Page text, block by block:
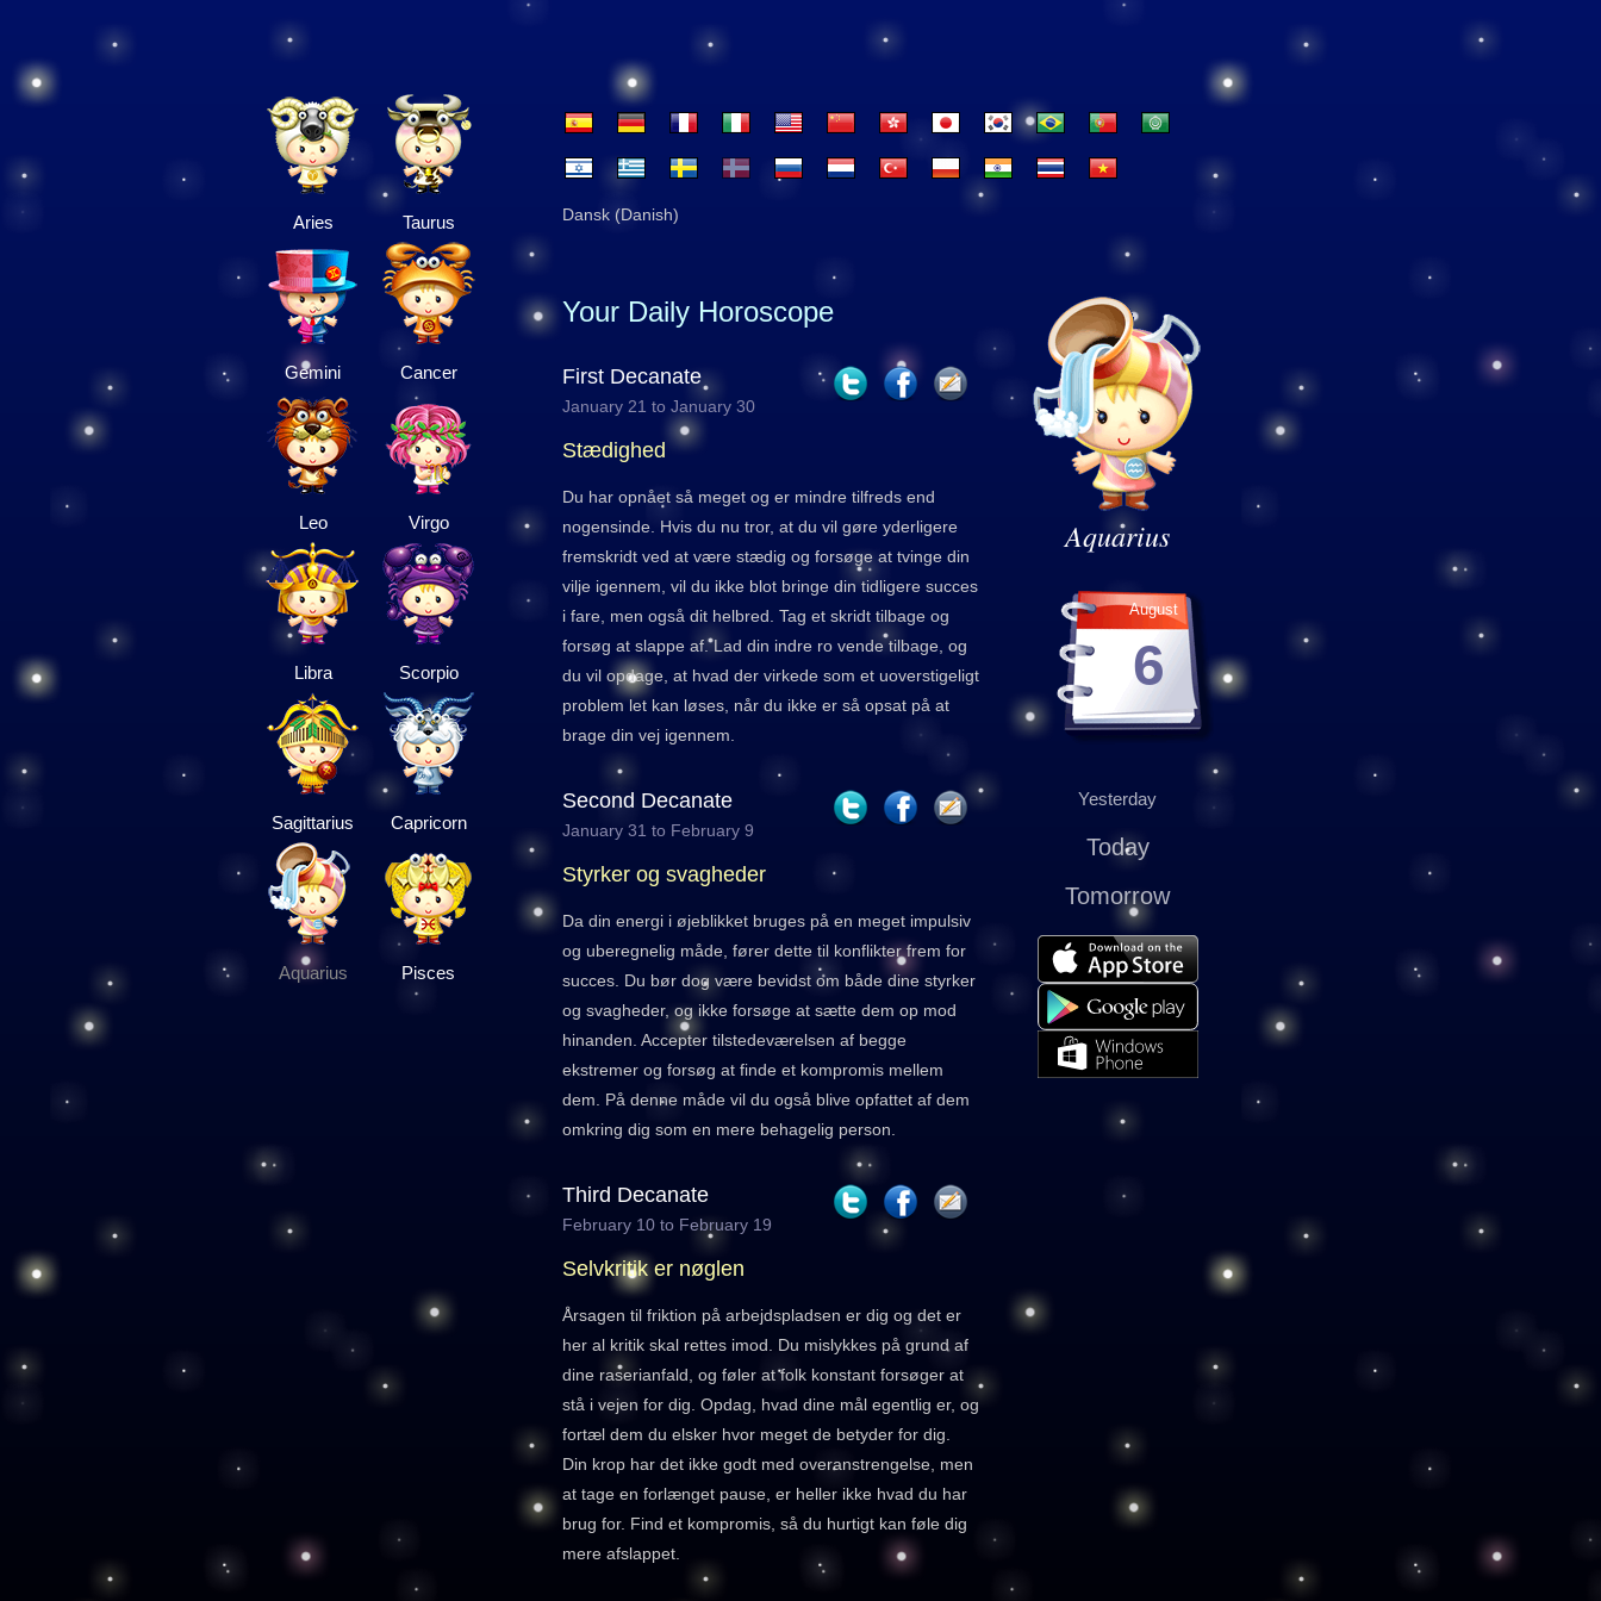
Aries Taurus
Gemini Cancer
Leo Virgo
Libra Scorpio
Sagittarius Capricorn
Aquarius Pisces
Dansk (Danish)
Aquarius
August
6
Yesterday
Today
Tomorrow
Your Daily Horoscope
First Decanate
January 21 to January 30
Stædighed
Du har opnået så meget og er mindre tilfreds end
nogensinde. Hvis du nu tror, at du vil gøre yderligere
fremskridt ved at være stædig og forsøge at tvinge din
vilje igennem, vil du ikke blot bringe din tidligere succes
i fare, men også dit helbred. Tag et skridt tilbage og
forsøg at slappe af. Lad din indre ro vende tilbage, og
du vil opdage, at hvad der virkede som et uoverstigeligt
problem let kan løses, når du ikke er så opsat på at
brage din vej igennem.
Second Decanate
January 31 to February 9
Styrker og svagheder
Da din energi i øjeblikket bruges på en meget impulsiv
og uberegnelig måde, fører dette til konflikter frem for
succes. Du bør dog være bevidst om både dine styrker
og svagheder, og ikke forsøge at sætte dem op mod
hinanden. Accepter tilstedeværelsen af ​​begge
ekstremer og forsøg at finde et kompromis mellem
dem. På denne måde vil du også blive opfattet af dem
omkring dig som en mere behagelig person.
Third Decanate
February 10 to February 19
Selvkritik er nøglen
Årsagen til friktion på arbejdspladsen er dig og det er
her al kritik skal rettes imod. Du mislykkes på grund af
dine raserianfald, og føler at folk konstant forsøger at
stå i vejen for dig. Opdag, hvad dine mål egentlig er, og
fortæl dem du elsker hvor meget de betyder for dig.
Din krop har det ikke godt med overanstrengelse, men
at tage en forlænget pause, er heller ikke hvad du har
brug for. Find et kompromis, så du hurtigt kan føle dig
mere afslappet.